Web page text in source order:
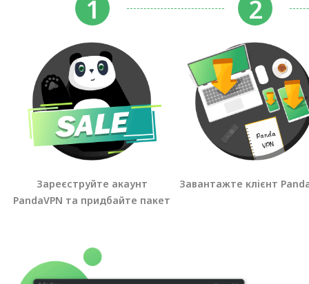
Зареєструйте акаунт
PandaVPN та придбайте пакет
Завантажте клієнт